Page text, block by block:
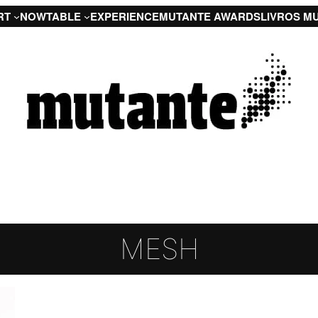
NOWTABLE EXPERIENCEMUTANTE AWARDSLIVROS
MESH